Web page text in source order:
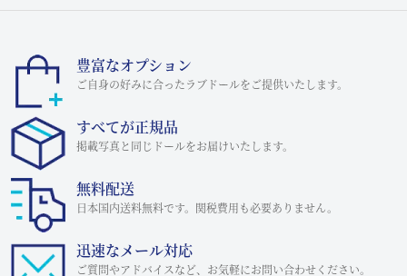
豊富なオプション
ご自身の好みに合ったラブドールをご提供いたします。
すべてが正規品
掲載写真と同じドールをお届けいたします。
無料配送
日本国内送料無料です。関税費用も必要ありません。
迅速なメール対応
ご質問やアドバイスなど、お気軽にお問い合わせください。